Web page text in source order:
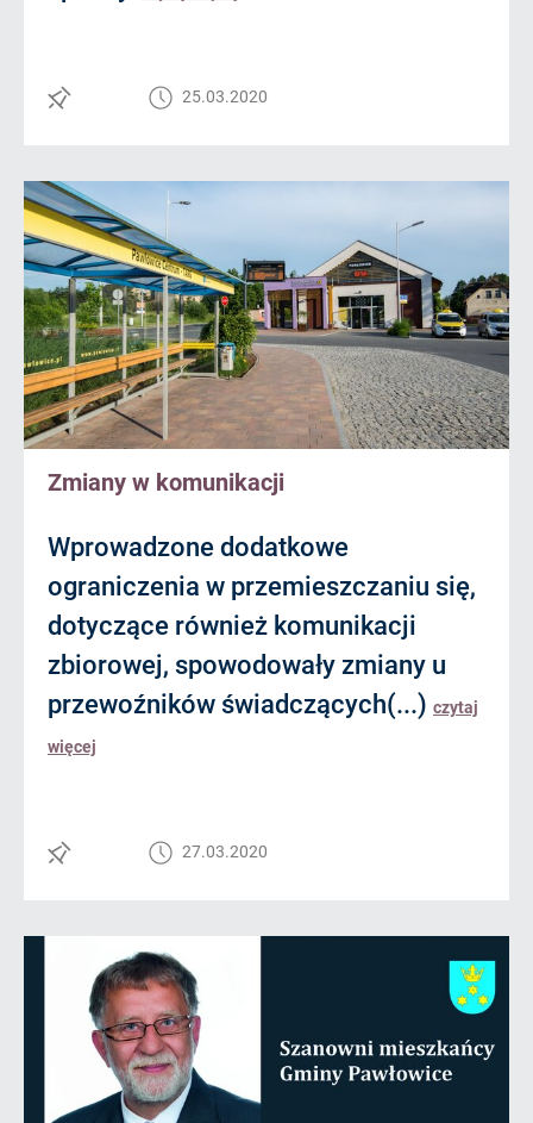
25.03.2020
Zmiany w komunikacji
Wprowadzone dodatkowe
ograniczenia w przemieszczaniu się,
dotyczące również komunikacji
zbiorowej, spowodowały zmiany u
przewoźników świadczących(...) czytaj
więcej
27.03.2020